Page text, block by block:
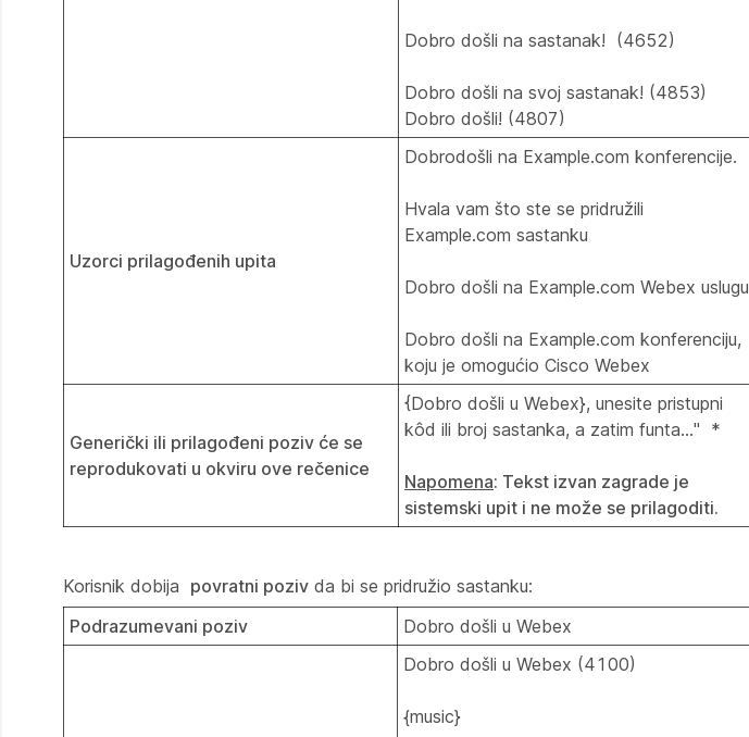
Dobro došli na sastanak! (4652)
Dobro došli na svoj sastanak! (4853)
Dobro došli! (4807)
Uzorci prilagođenih upita
Dobrodošli na Example.com konferencije.
Hvala vam što ste se pridružili
Example.com sastanku
Dobro došli na Example.com Webex uslugu
Dobro došli na Example.com konferenciju,
koju je omogućio Cisco Webex
Generički ili prilagođeni poziv će se
reprodukovati u okviru ove rečenice
{Dobro došli u Webex}, unesite pristupni
kôd ili broj sastanka, a zatim funta..." *
Napomena: Tekst izvan zagrade je
sistemski upit i ne može se prilagoditi.
Korisnik dobija povratni poziv da bi se pridružio sastanku:
Podrazumevani poziv
Dobro došli u Webex
Dobro došli u Webex (4100)
{music}